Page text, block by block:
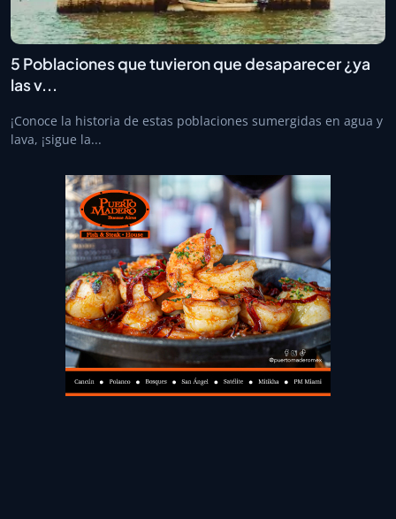
5 Poblaciones que tuvieron que desaparecer ¿ya
las v...
¡Conoce la historia de estas poblaciones sumergidas en agua y
lava, ¡sigue la...